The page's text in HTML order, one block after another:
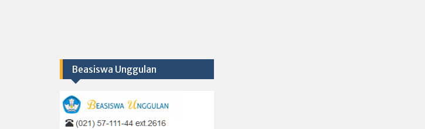
Beasiswa Unggulan